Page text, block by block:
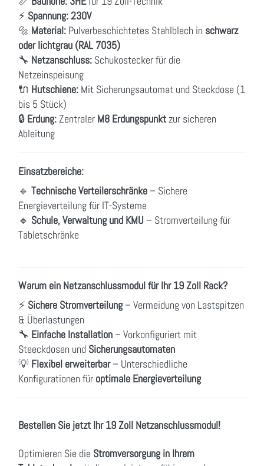
⚡ Spannung:230V
🔩 Material: Pulverbeschichtetes Stahlblech in schwarz
oder lichtgrau (RAL 7035)
🔧 Netzanschluss: Schukostecker für die
Netzeinspeisung
🔌 Hutschiene: Mit Sicherungsautomat und Steckdose (1
bis 5 Stück)
🔒 Erdung:Zentraler M8 Erdungspunktzur sicheren
Ableitung
Einsatzbereiche:
🔹 Technische Verteilerschränke – Sichere
Energieverteilung für IT-Systeme
🔹 Schule, Verwaltung und KMU – Stromverteilung für
Tabletschränke
Warum ein Netzanschlussmodul für Ihr 19 Zoll Rack?
⚡ Sichere Stromverteilung – Vermeidung von Lastspitzen
& Überlastungen
🔧 Einfache Installation – Vorkonfiguriert mit
Steeckdosen und Sicherungsautomaten
💡 Flexibel erweiterbar– Unterschiedliche
Konfigurationen für optimale Energieverteilung
Bestellen Sie jetzt Ihr 19 Zoll Netzanschlussmodul!
Optimieren Sie die Stromversorgung in Ihrem